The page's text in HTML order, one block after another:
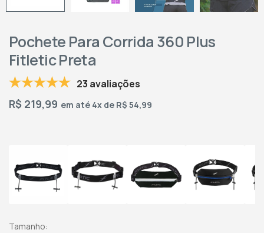
Pochete Para Corrida 360 Plus
Fitletic Preta
23 avaliações
R$ 219,99 em até 4x de R$ 54,99
Tamanho: